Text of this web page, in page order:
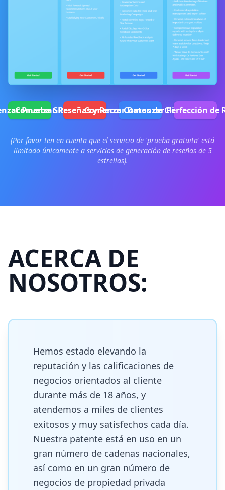
Prueba GRATIS
Comenzar Reseñas y Recompensas
Comenzar Datos de Clientes
Comenzar Perfección de
(Por favor ten en cuenta que el servicio de 'prueba gratuita' está
limitado únicamente a servicios de generación de reseñas de 5
estrellas).
ACERCA DE
NOSOTROS:
Hemos estado elevando la
reputación y las calificaciones de
negocios orientados al cliente
durante más de 18 años, y
atendemos a miles de clientes
exitosos y muy satisfechos cada día.
Nuestra patente está en uso en un
gran número de cadenas nacionales,
así como en un gran número de
negocios de propiedad privada